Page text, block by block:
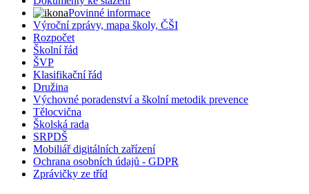
Povinné informace
Výroční zprávy, mapa školy, ČŠI
Rozpočet
Školní řád
ŠVP
Klasifikační řád
Družina
Výchovné poradenství a školní metodik prevence
Tělocvična
Školská rada
SRPDŠ
Mobiliář digitálních zařízení
Ochrana osobních údajů - GDPR
Zprávičky ze tříd